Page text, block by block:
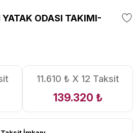
YATAK ODASI TAKIMI-
11.610 ₺ X 12 Taksit
139.320 ₺